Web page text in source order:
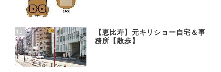
15
【恵比寿】元キリショー自宅＆事
務所【散歩】